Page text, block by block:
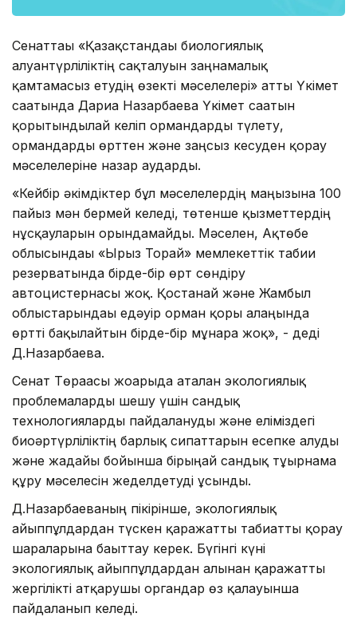
Сенаттағы «Қазақстандағы биологиялық
алуантүрліліктің сақталуын заңнамалық
қамтамасыз етудің өзекті мәселелері» атты Үкімет
сағатында Дариға Назарбаева Үкімет сағатын
қорытындылай келіп ормандарды түлету,
ормандарды өрттен және заңсыз кесуден қорғау
мәселелеріне назар аударды.
«Кейбір әкімдіктер бұл мәселелердің маңызына 100
пайыз мән бермей келеді, төтенше қызметтердің
нұсқауларын орындамайды. Мәселен, Ақтөбе
облысындағы «Ырғыз Торғай» мемлекеттік табиғи
резерватында бірде-бір өрт сөндіру
автоцистернасы жоқ. Қостанай және Жамбыл
облыстарындағы едәуір орман қоры алаңында
өртті бақылайтын бірде-бір мұнара жоқ», - деді
Д.Назарбаева.
Сенат Төрағасы жоғарыда аталған экологиялық
проблемаларды шешу үшін сандық
технологияларды пайдалануды және еліміздегі
биоәртүрліліктің барлық сипаттарын есепке алуды
және жағдайы бойынша бірыңғай сандық тұғырнама
құру мәселесін жеделдетуді ұсынды.
Д.Назарбаеваның пікірінше, экологиялық
айыппұлдардан түскен қаражатты табиғатты қорғау
шараларына бағыттау керек. Бүгінгі күні
экологиялық айыппұлдардан алынған қаражатты
жергілікті атқарушы органдар өз қалауынша
пайдаланып келеді.